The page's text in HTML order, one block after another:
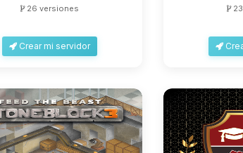
26 versiones
Crear mi servidor